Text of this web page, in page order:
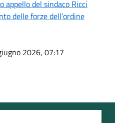
appello del sindaco Ricci
delle forze dell’ordine
2026, 07:17